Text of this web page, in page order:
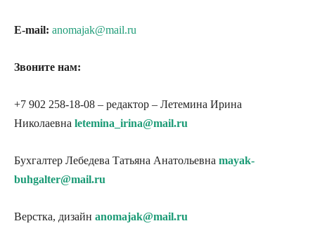
E-mail: anomajak@mail.ru
Звоните нам:
+7 902 258-18-08 – редактор – Летемина Ирина
Николаевна letemina_irina@mail.ru
Бухгалтер Лебедева Татьяна Анатольевна mayak-
buhgalter@mail.ru
Верстка, дизайн anomajak@mail.ru